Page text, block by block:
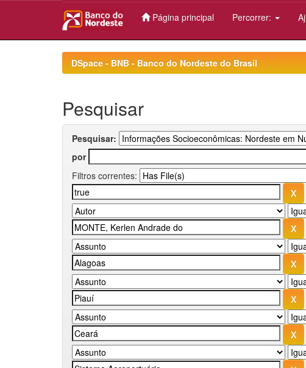
Página principal Percorrer:
DSpace - BNB - Banco do Nordeste do Brasil
Pesquisar
Pesquisar:
por
Filtros correntes: